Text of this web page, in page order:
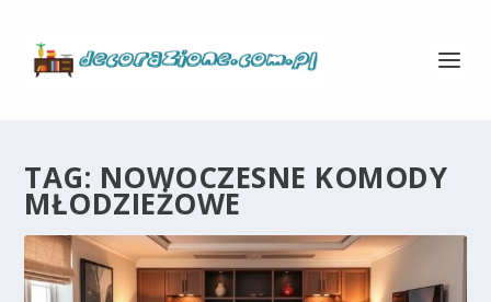
TAG: NOWOCZESNE KOMODY
MŁODZIEŻOWE